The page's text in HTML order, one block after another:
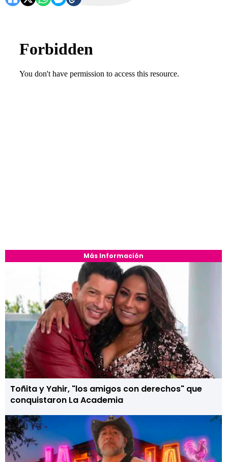
Más Información
Toñita y Yahir, "los amigos con derechos" que
conquistaron La Academia